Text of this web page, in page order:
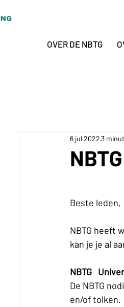
OVER DE NBTG
6 jul 20223
Beste leden,
NBTG heeft
kan je je al
NBTG
De NBTG
en/of tolken.